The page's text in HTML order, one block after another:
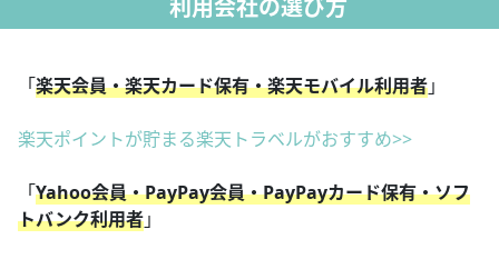
利用会社の選び方
「楽天会員・楽天カード保有・楽天モバイル利用者」
楽天ポイントが貯まる楽天トラベルがおすすめ>>
「Yahoo会員・PayPay会員・PayPayカード保有・ソフ
トバンク利用者」